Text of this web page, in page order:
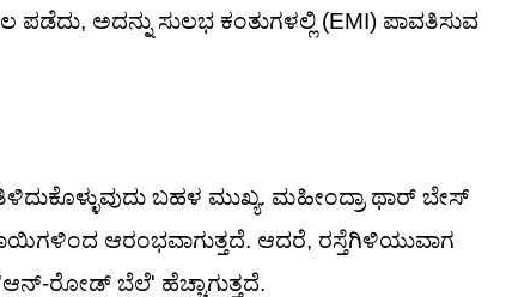
ಪಡೆದು, ಅದನ್ನು ಸುಲಭ ಕಂತುಗಳಲ್ಲಿ (EMI) ಪಾವತಿಸುವ
ಬಹಳ ಮುಖ್ಯ. ಮಹೀಂದ್ರಾ ಥಾರ್ ಬೇಸ್
ಆರಂಭವಾಗುತ್ತದೆ. ಆದರೆ, ರಸ್ತೆಗಿಳಿಯುವಾಗ
ರೋಡ್ ಬೆಲೆ' ಹೆಚ್ಚಾಗುತ್ತದೆ.